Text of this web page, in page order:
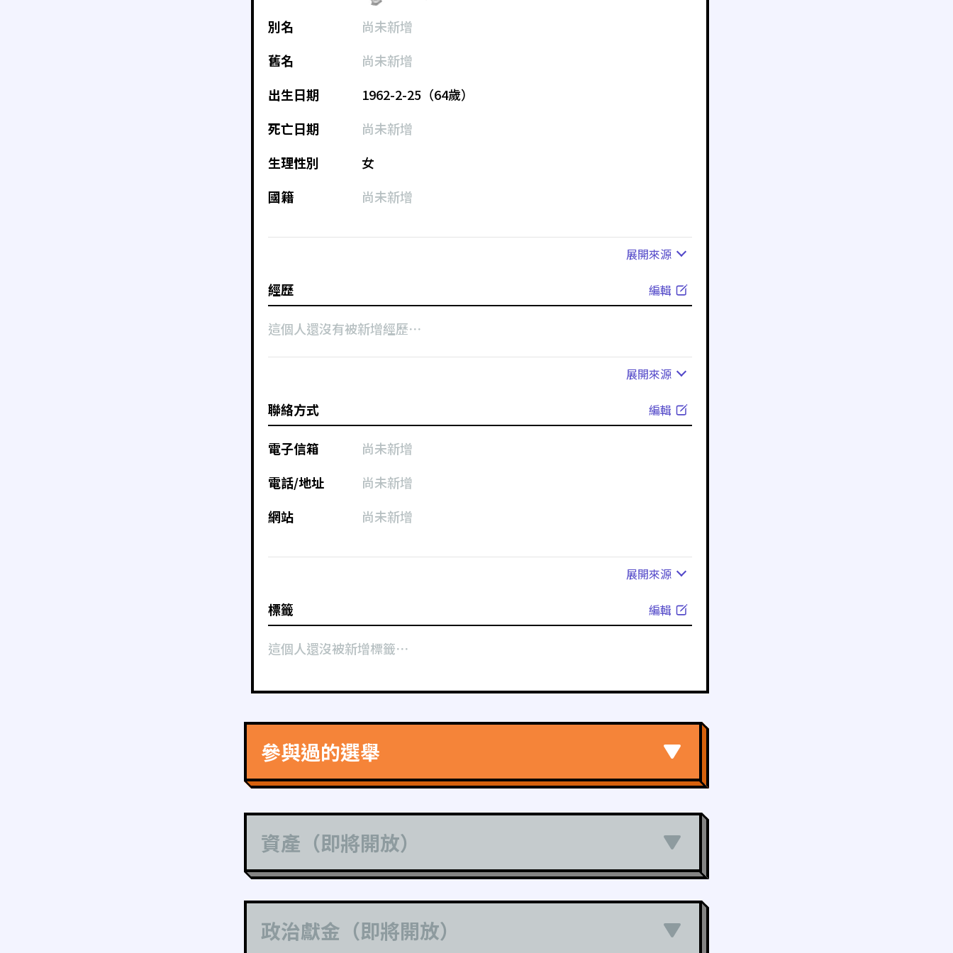
別名
尚未新增
舊名
尚未新增
出生日期
1962-2-25（64歲）
死亡日期
尚未新增
生理性別
女
國籍
尚未新增
展開來源
經歷 編輯
這個人還沒有被新增經歷⋯
展開來源
聯絡方式 編輯
電子信箱
尚未新增
電話/地址
尚未新增
網站
尚未新增
展開來源
標籤 編輯
這個人還沒被新增標籤⋯
參與過的選舉
資產（即將開放）
政治獻金（即將開放）